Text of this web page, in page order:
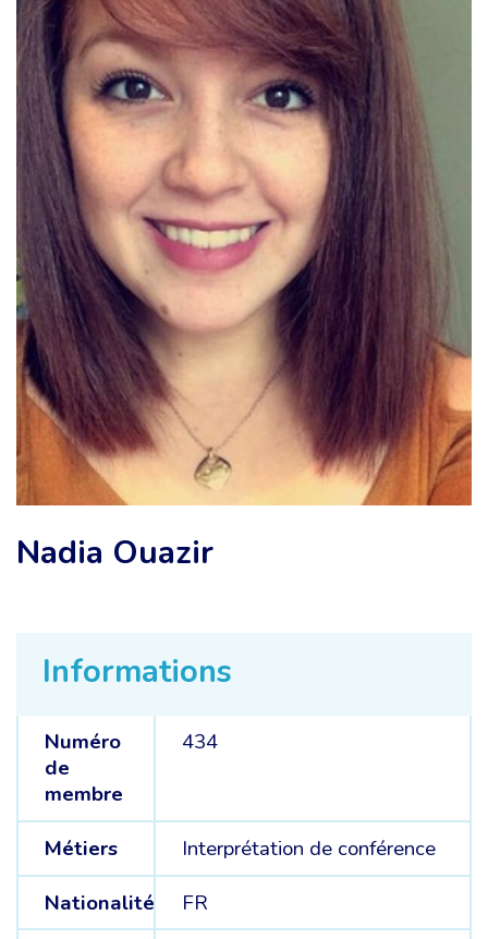
Informations
Numéro
de
membre
434
Métiers
Interprétation de conférence
Nationalité
FR
Nadia Ouazir